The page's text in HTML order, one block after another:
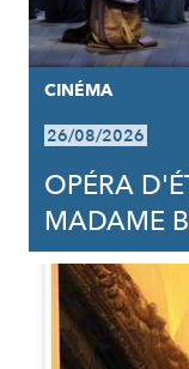
CINÉMA
26/08/2026
OPÉRA
MADAME